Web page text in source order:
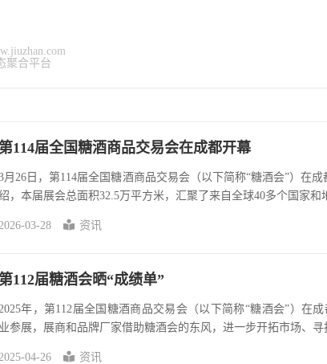
聚合平台
114届全国糖酒商品交易会在成都开幕
月26日，第114届全国糖酒商品交易会（以下简称“糖酒会”）在
，本届展会总面积32.5万平方米，汇聚了来自全球40多个国家和
03-28 资讯
112届糖酒会晒“成绩单”
年，第112届全国糖酒商品交易会（以下简称“糖酒会”）在
业参展，展商和品牌厂家借助糖酒会的东风，进一步开拓市场、寻
04-26 资讯